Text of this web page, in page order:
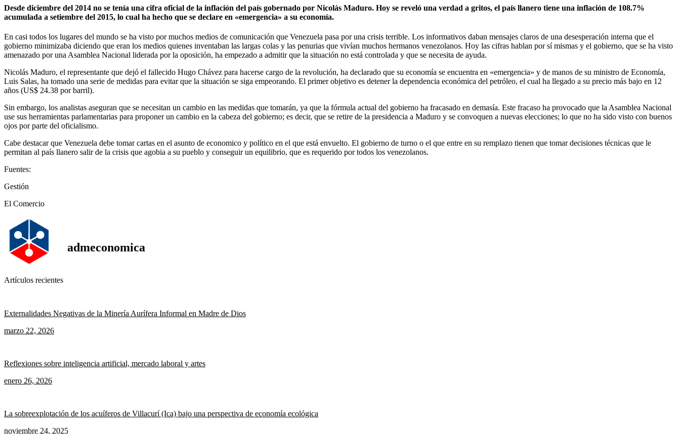
Desde diciembre del 2014 no se tenía una cifra oficial de la inflación del país gobernado por Nicolás Maduro. Hoy se reveló una verdad a gritos, el país llanero tiene una inflación de 108.7%
acumulada a setiembre del 2015, lo cual ha hecho que se declare en «emergencia» a su economía.
En casi todos los lugares del mundo se ha visto por muchos medios de comunicación que Venezuela pasa por una crisis terrible. Los informativos daban mensajes claros de una desesperación interna que el
gobierno minimizaba diciendo que eran los medios quienes inventaban las largas colas y las penurias que vivían muchos hermanos venezolanos. Hoy las cifras hablan por sí mismas y el gobierno, que se ha visto
amenazado por una Asamblea Nacional liderada por la oposición, ha empezado a admitir que la situación no está controlada y que se necesita de ayuda.
Nicolás Maduro, el representante que dejó el fallecido Hugo Chávez para hacerse cargo de la revolución, ha declarado que su economía se encuentra en «emergencia» y de manos de su ministro de Economía,
Luis Salas, ha tomado una serie de medidas para evitar que la situación se siga empeorando. El primer objetivo es detener la dependencia económica del petróleo, el cual ha llegado a su precio más bajo en 12
años (US$ 24.38 por barril).
Sin embargo, los analistas aseguran que se necesitan un cambio en las medidas que tomarán, ya que la fórmula actual del gobierno ha fracasado en demasía. Este fracaso ha provocado que la Asamblea Nacional
use sus herramientas parlamentarias para proponer un cambio en la cabeza del gobierno; es decir, que se retire de la presidencia a Maduro y se convoquen a nuevas elecciones; lo que no ha sido visto con buenos
ojos por parte del oficialismo.
Cabe destacar que Venezuela debe tomar cartas en el asunto de economico y político en el que está envuelto. El gobierno de turno o el que entre en su remplazo tienen que tomar decisiones técnicas que le
permitan al país llanero salir de la crisis que agobia a su pueblo y conseguir un equilibrio, que es requerido por todos los venezolanos.
Fuentes:
Gestión
El Comercio
admeconomica
Artículos recientes
Externalidades Negativas de la Minería Aurífera Informal en Madre de Dios
marzo 22, 2026
Reflexiones sobre inteligencia artificial, mercado laboral y artes
enero 26, 2026
La sobreexplotación de los acuíferos de Villacurí (Ica) bajo una perspectiva de economía ecológica
noviembre 24, 2025